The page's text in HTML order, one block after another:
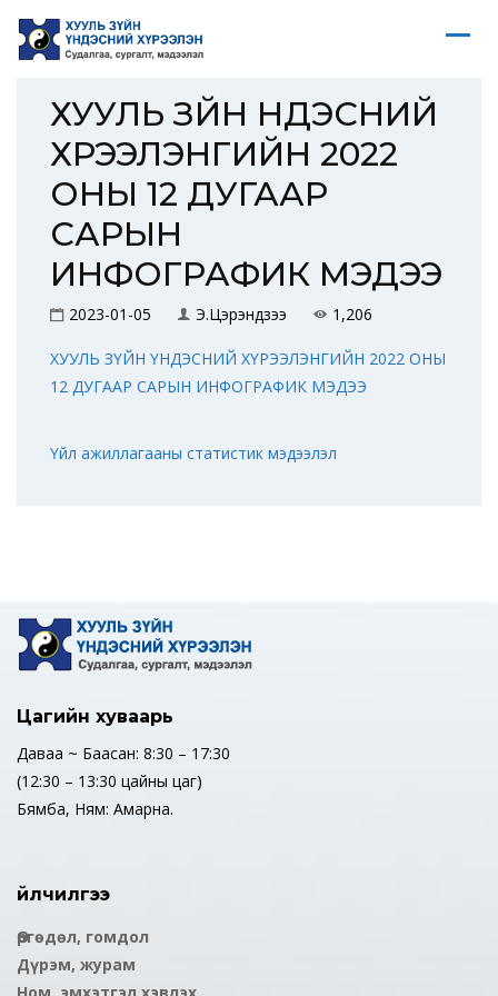
ХУУЛЬ ЗҮЙН ҮНДЭСНИЙ
ХҮРЭЭЛЭНГИЙН 2022
ОНЫ 12 ДУГААР
САРЫН
ИНФОГРАФИК МЭДЭЭ
2023-01-05 Э.Цэрэндүзээ 1,206
ХУУЛЬ ЗҮЙН ҮНДЭСНИЙ ХҮРЭЭЛЭНГИЙН 2022 ОНЫ
12 ДУГААР САРЫН ИНФОГРАФИК МЭДЭЭ
Үйл ажиллагааны статистик мэдээлэл
Цагийн хуваарь
Даваа ~ Баасан: 8:30 – 17:30
(12:30 – 13:30 цайны цаг)
Бямба, Ням: Амарна.
Үйлчилгээ
Өргөдөл, гомдол
Дүрэм, журам